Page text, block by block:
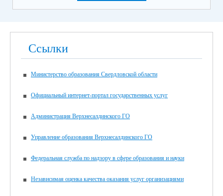
Ссылки
Министерство образования Свердловской области
Официальный интернет-портал государственных услуг
Администрация Верхнесалдинского ГО
Управление образования Верхнесалдинского ГО
Федеральная служба по надзору в сфере образования и науки
Независимая оценка качества оказания услуг организациями